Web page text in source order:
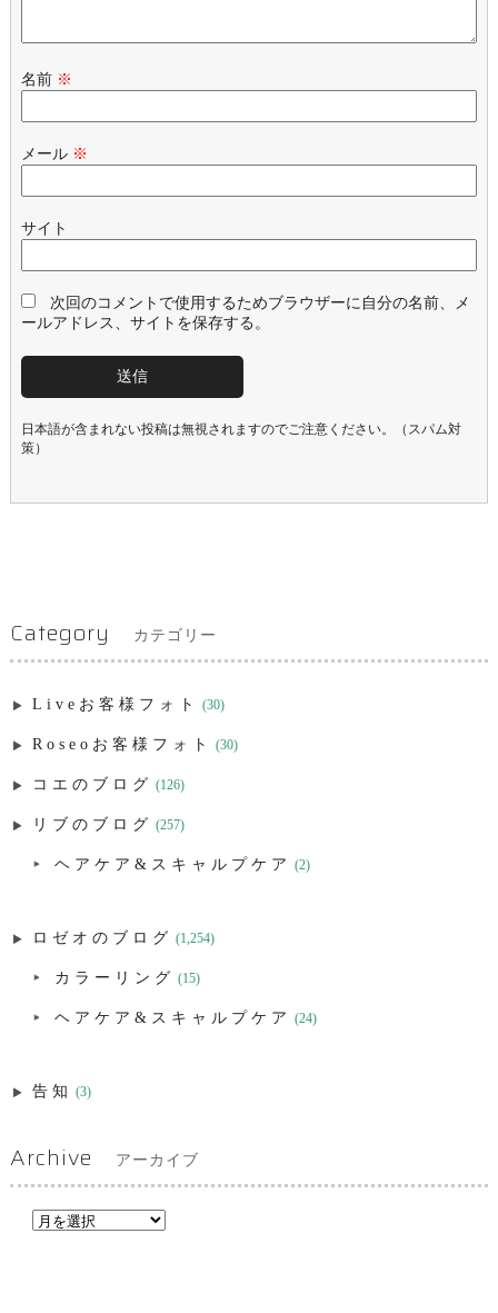
名前 ※
メール ※
サイト
次回のコメントで使用するためブラウザーに自分の名前、メ
ールアドレス、サイトを保存する。
日本語が含まれない投稿は無視されますのでご注意ください。（スパム対
策）
Category カテゴリー
Liveお客様フォト (30)
Roseoお客様フォト (30)
コエのブログ (126)
リブのブログ (257)
ヘアケア&スキャルプケア (2)
ロゼオのブログ (1,254)
カラーリング (15)
ヘアケア&スキャルプケア (24)
告知 (3)
Archive アーカイブ